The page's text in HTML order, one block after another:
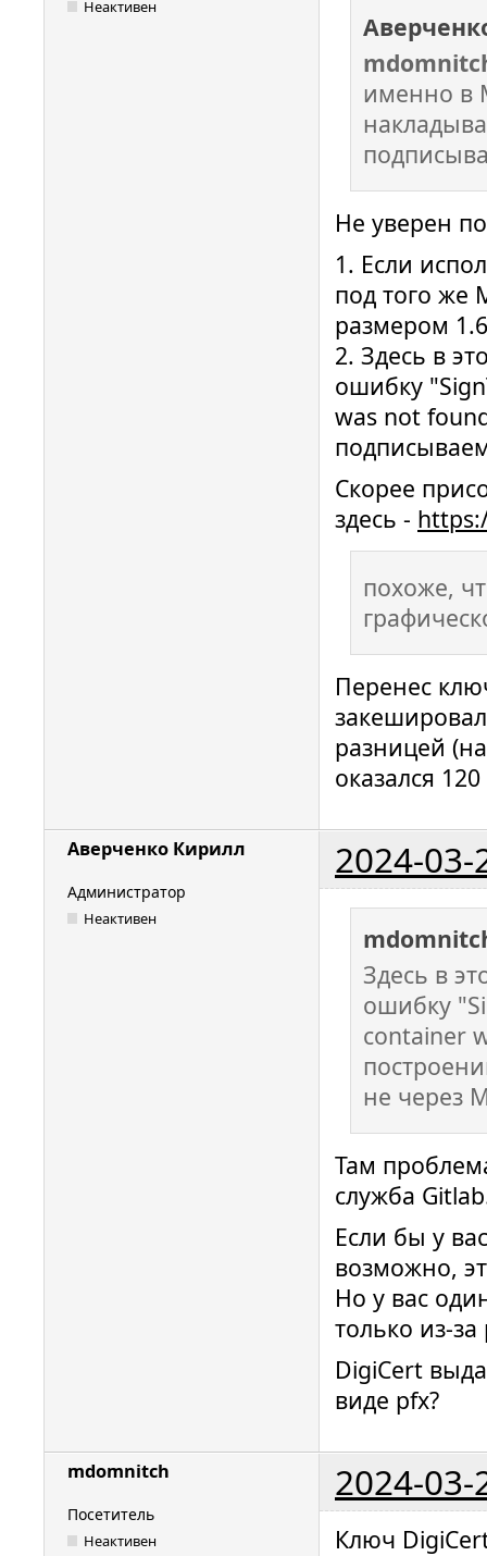
Неактивен
именно в
Не уверен
1. Если
под того же
размером
2. Здесь в
ошибку
was not
Скорее
здесь -
похоже,
Перенес
разницей
оказался
Аверченко Кирилл 2024-03-
Администратор
Неактивен
Здесь в
ошибку
container
не через
Там
служба
Если бы у
возможно,
Но у вас
только из-
DigiCert
виде pfx?
mdomnitch 2024-03-
Посетитель
Неактивен Ключ